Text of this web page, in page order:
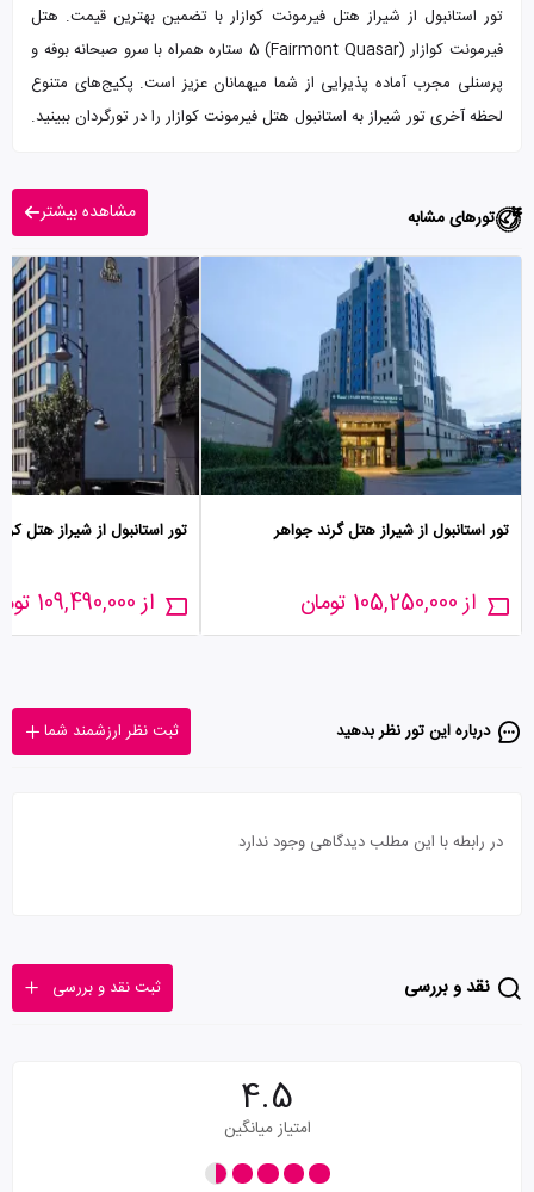
تور استانبول از شیراز هتل فیرمونت کوازار با تضمین بهترین قیمت. هتل
فیرمونت کوازار (Fairmont Quasar) 5 ستاره همراه با سرو صبحانه بوفه و
پرسنلی مجرب آماده پذیرایی از شما میهمانان عزیز است. پکیج‌های متنوع
لحظه آخری تور شیراز به استانبول هتل فیرمونت کوازار را در تورگردان ببینید.
تورهای مشابه مشاهده بیشتر
تور استانبول از شیراز هتل گرند جواهر
از 105,250,000 تومان
تور استانبول از شیراز هتل
از 109,490,000 تومان
درباره این تور‌ نظر بدهید ثبت نظر ارزشمند شما
در رابطه با این مطلب دیدگاهی وجود ندارد
نقد و بررسی ثبت نقد و بررسی
4.5
امتیاز میانگین